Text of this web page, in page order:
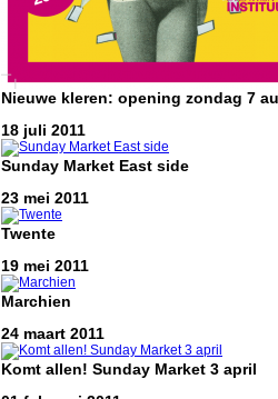
Nieuwe kleren: opening zondag 7
18 juli 2011
Sunday Market East side
23 mei 2011
Twente
19 mei 2011
Marchien
24 maart 2011
Komt allen! Sunday Market 3 april